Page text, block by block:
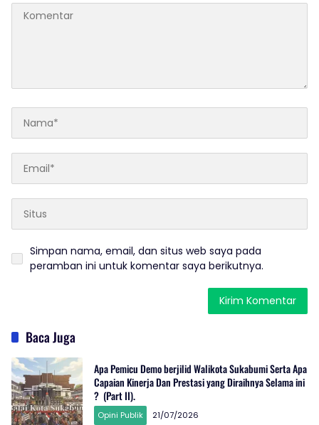
Simpan nama, email, dan situs web saya pada
peramban ini untuk komentar saya berikutnya.
Baca Juga
Apa Pemicu Demo berjilid Walikota Sukabumi Serta Apa
Capaian Kinerja Dan Prestasi yang Diraihnya Selama ini
? (Part II).
Opini Publik 21/07/2026